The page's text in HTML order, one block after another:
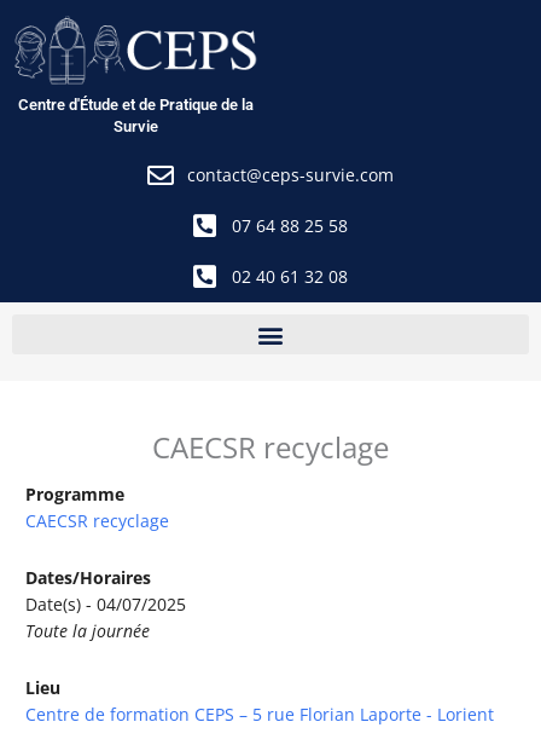
au
contenu
Centre d'Étude et de Pratique de la
Survie
contact@ceps-survie.com
07 64 88 25 58
02 40 61 32 08
CAECSR recyclage
Programme
CAECSR recyclage
Dates/Horaires
Date(s) - 04/07/2025
Toute la journée
Lieu
Centre de formation CEPS – 5 rue Florian Laporte - Lorient